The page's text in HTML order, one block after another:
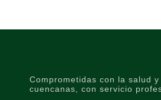
Comprometidas con la salud
cuencanas, con servicio